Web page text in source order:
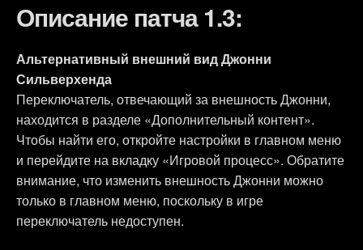
Описание патча 1.3:
Альтернативный внешний вид Джонни
Сильверхенда
Переключатель, отвечающий за внешность Джонни,
находится в разделе «Дополнительный контент».
Чтобы найти его, откройте настройки в главном меню
и перейдите на вкладку «Игровой процесс». Обратите
внимание, что изменить внешность Джонни можно
только в главном меню, поскольку в игре
переключатель недоступен.